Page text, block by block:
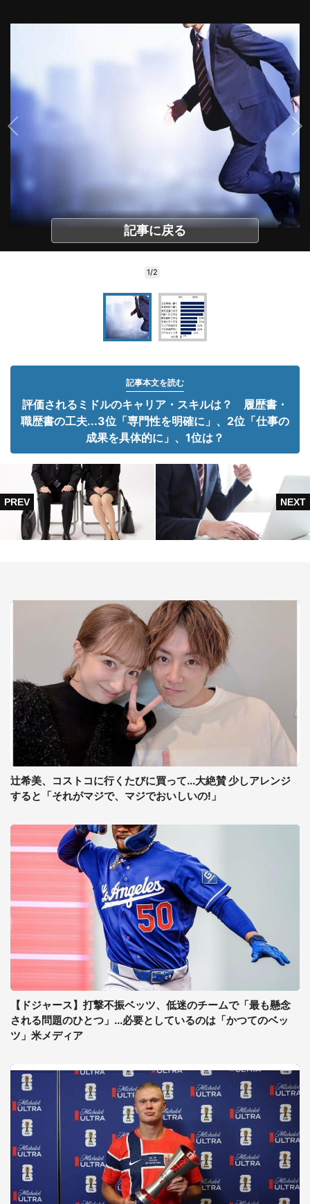
記事に戻る
1/2
記事本文を読む
評価されるミドルのキャリア・スキルは？ 履歴書・
職歴書の工夫...3位「専門性を明確に」、2位「仕事の
成果を具体的に」、1位は？
辻希美、コストコに行くたびに買って...大絶賛 少しアレンジ
すると「それがマジで、マジでおいしいの!」
【ドジャース】打撃不振ベッツ、低迷のチームで「最も懸念
される問題のひとつ」...必要としているのは「かつてのベッ
ツ」米メディア